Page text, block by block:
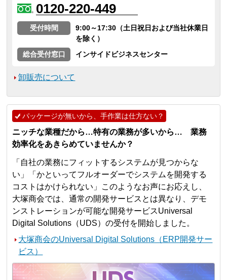
0120-220-449
受付時間
9:00～17:30（土日祝日および当社休業日
を除く）
総合受付窓口
インサイドビジネスセンター
卸販売について
パッケージが無いから、手作業は仕方ない？
ニッチな業種だから…特有の業務が多いから… 業務
効率化をあきらめていませんか？
「自社の業務にフィットするシステムが見つからな
い」「かといってフルオーダーでシステムを開発する
コストはかけられない」このようなお声にお応えし、
大塚商会では、通常の開発サービスとは異なり、デモ
ンストレーションが可能な開発サービスUniversal
Digital Solutions（UDS）の受付を開始しました。
大塚商会のUniversal Digital Solutions（ERP開発サー
ビス）